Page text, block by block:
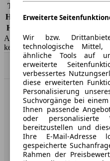
Teilkasko
Haftpflicht -
HSN/TSN
AutoScout24 GmbH übernimmt
keine Gewähr.
AutoScout24: Europaweit
Unternehmen
Über AutoScout24
Erweiterte
Wir bzw.
technologische
ähnliche Tools auf
erweiterte
verbessertes
diese erweiterten
Personalisierung
Suchvorgänge bei
Ihnen passende
oder personalisierte
bereitzustellen und
Ihre E-Mail-
gespeicherte
Rahmen der